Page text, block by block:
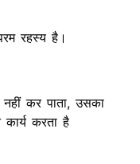
रहस्य है।
कर पाता, उसका
करता है